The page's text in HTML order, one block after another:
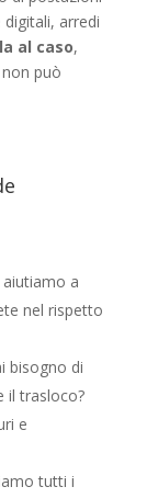
arredi
al caso,
può
a
nel rispetto
bisogno di
il trasloco?
e
tutti i